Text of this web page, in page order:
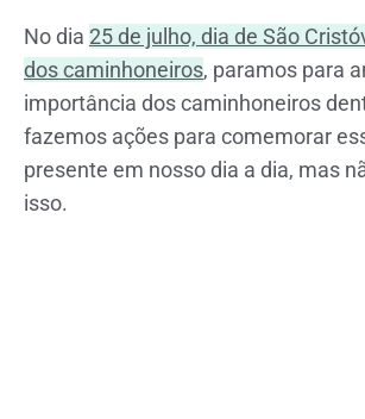
No dia 25 de julho, dia de São
dos caminhoneiros, paramos para
importância dos caminhoneiros
fazemos ações para comemorar
presente em nosso dia a dia, mas
isso.